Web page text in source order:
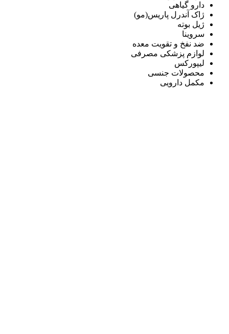
دارو گیاهی
ژاک آندرل پاریس(مو)
ژیل بوته
سروینا
ضد نفخ و تقویت معده
لوازم پزشکی مصرفی
لیپورکس
محصولات جنسی
مکمل دارویی